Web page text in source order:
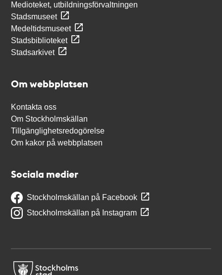
Medioteket, utbildningsförvaltningen
Stadsmuseet
Medeltidsmuseet
Stadsbiblioteket
Stadsarkivet
Om webbplatsen
Kontakta oss
Om Stockholmskällan
Tillgänglighetsredogörelse
Om kakor på webbplatsen
Sociala medier
Stockholmskällan på Facebook
Stockholmskällan på Instagram